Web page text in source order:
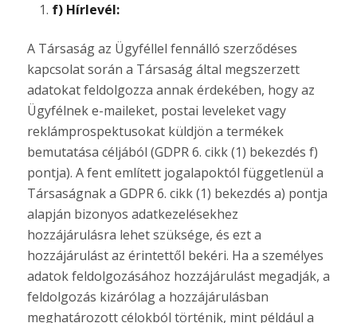
f) Hírlevél:
A Társaság az Ügyféllel fennálló szerződéses
kapcsolat során a Társaság által megszerzett
adatokat feldolgozza annak érdekében, hogy az
Ügyfélnek e-maileket, postai leveleket vagy
reklámprospektusokat küldjön a termékek
bemutatása céljából (GDPR 6. cikk (1) bekezdés f)
pontja). A fent említett jogalapoktól függetlenül a
Társaságnak a GDPR 6. cikk (1) bekezdés a) pontja
alapján bizonyos adatkezelésekhez
hozzájárulásra lehet szüksége, és ezt a
hozzájárulást az érintettől bekéri. Ha a személyes
adatok feldolgozásához hozzájárulást megadják, a
feldolgozás kizárólag a hozzájárulásban
meghatározott célokból történik, mint például a